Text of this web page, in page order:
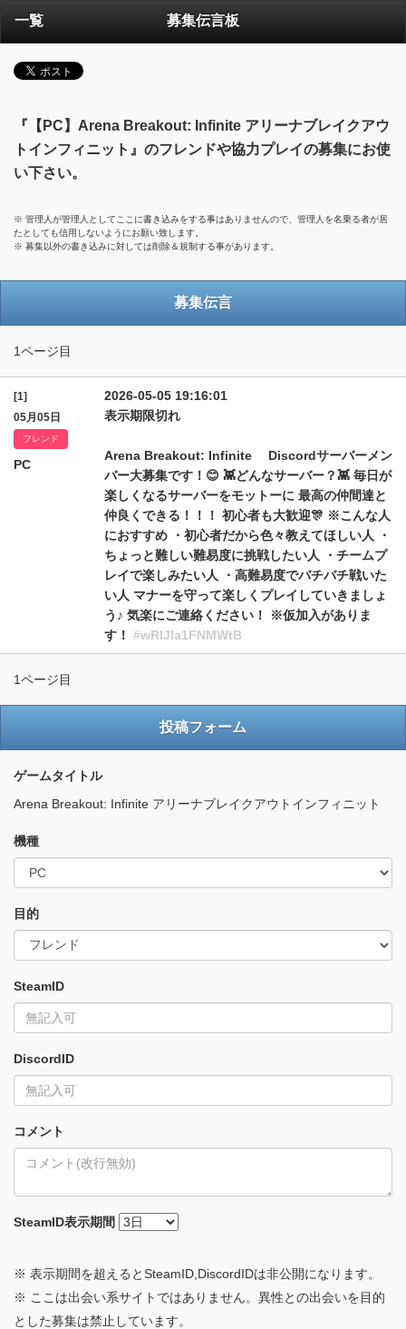
一覧 募集伝言板
『【PC】Arena Breakout: Infinite アリーナブレイクアウ
トインフィニット』のフレンドや協力プレイの募集にお使
い下さい。
※ 管理人が管理人としてここに書き込みをする事はありませんので、管理人を名乗る者が居
たとしても信用しないようにお願い致します。
※ 募集以外の書き込みに対しては削除＆規制する事があります。
募集伝言
1ページ目
[1]
05月05日
フレンド
PC
2026-05-05 19:16:01
表示期限切れ
Arena Breakout: Infinite Discordサーバーメン
バー大募集です！😊 👾どんなサーバー？👾 毎日が
楽しくなるサーバーをモットーに 最高の仲間達と
仲良くできる！！！ 初心者も大歓迎🎊 ※こんな人
におすすめ ・初心者だから色々教えてほしい人 ・
ちょっと難しい難易度に挑戦したい人 ・チームプ
レイで楽しみたい人 ・高難易度でバチバチ戦いた
い人 マナーを守って楽しくプレイしていきましょ
う♪ 気楽にご連絡ください！ ※仮加入がありま
す！ #wRlJIa1FNMWtB
1ページ目
投稿フォーム
ゲームタイトル
Arena Breakout: Infinite アリーナブレイクアウトインフィニット
機種
目的
SteamID
DiscordID
コメント
SteamID表示期間
※ 表示期間を超えるとSteamID,DiscordIDは非公開になります。
※ ここは出会い系サイトではありません。異性との出会いを目的
とした募集は禁止しています。